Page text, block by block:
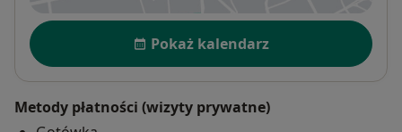
Dostępność
Pokaż kalendarz
Metody płatności (wizyty prywatne)